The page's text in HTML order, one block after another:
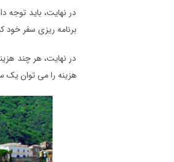
در نهایت، باید توجه
برنامه ریزی سفر خود
در نهایت، هر چند
هزینه را می توان یک